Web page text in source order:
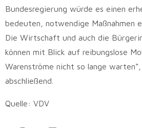
Bundesregierung würde es einen
bedeuten, notwendige Maßnahmen
Die Wirtschaft und auch die
können mit Blick auf reibungslose
Warenströme nicht so lange
abschließend.
Quelle: VDV